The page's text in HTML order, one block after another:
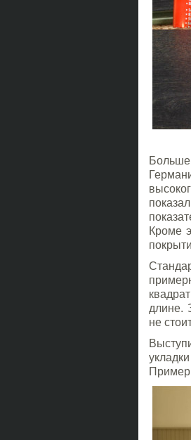
Больше
Кроме
длине.
не